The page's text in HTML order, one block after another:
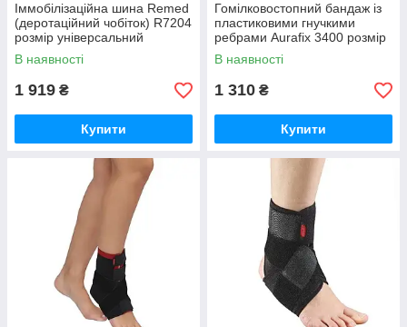
Іммобілізаційна шина Remed
(деротаційний чобіток) R7204
розмір універсальний
В наявності
1 919 ₴
Купити
Гомілковостопний бандаж із
пластиковими гнучкими
ребрами Aurafix 3400 розмір
універсальний
В наявності
1 310 ₴
Купити